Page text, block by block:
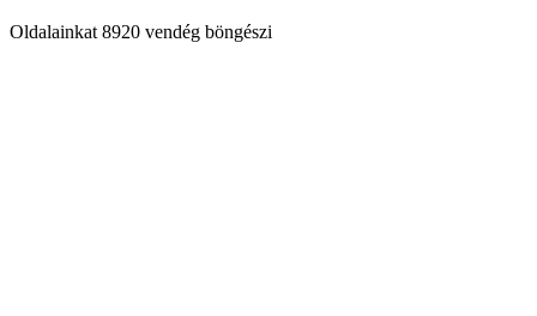
Oldalainkat 8920 vendég böngészi